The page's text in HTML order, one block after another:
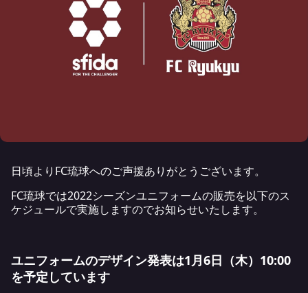
日頃よりFC琉球へのご声援ありがとうございます。
FC琉球では2022シーズンユニフォームの販売を以下のス
ケジュールで実施しますのでお知らせいたします。
ユニフォームのデザイン発表は1月6日（木）10:00
を予定しています